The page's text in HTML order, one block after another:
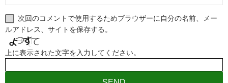
次回のコメントで使用するためブラウザーに自分の名前、メー
ルアドレス、サイトを保存する。
上に表示された文字を入力してください。